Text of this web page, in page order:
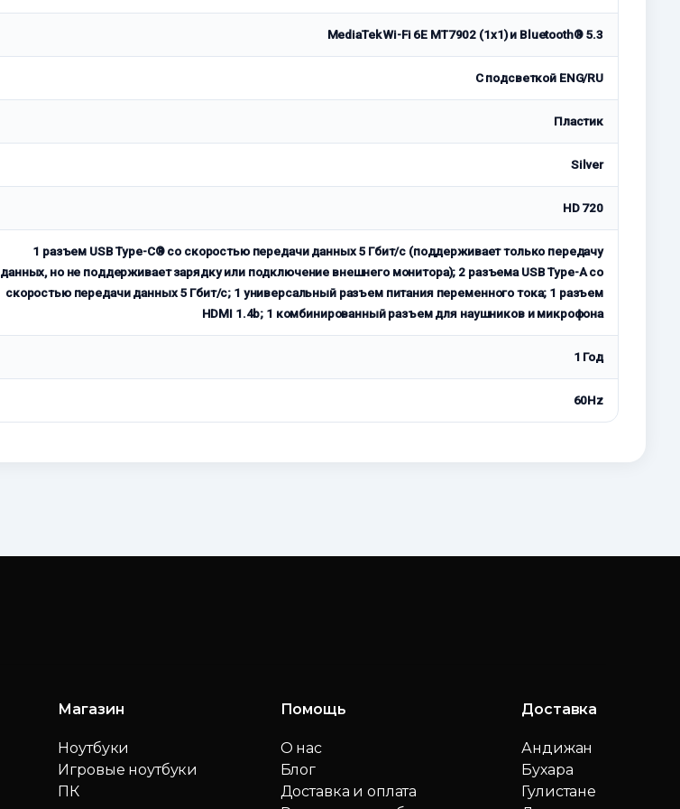
MediaTek Wi-Fi 6E MT7902 (1x1) и Bluetooth® 5.3
С подсветкой ENG/RU
Пластик
Silver
HD 720
1 разъем USB Type-C® со скоростью передачи данных 5 Гбит/с (поддерживает только передачу
данных, но не поддерживает зарядку или подключение внешнего монитора); 2 разъема USB Type-A со
скоростью передачи данных 5 Гбит/с; 1 универсальный разъем питания переменного тока; 1 разъем
HDMI 1.4b; 1 комбинированный разъем для наушников и микрофона
1 Год
60Hz
Магазин
Ноутбуки
Игровые ноутбуки
ПК
Помощь
О нас
Блог
Доставка и оплата
Доставка
Андижан
Бухара
Гулистане